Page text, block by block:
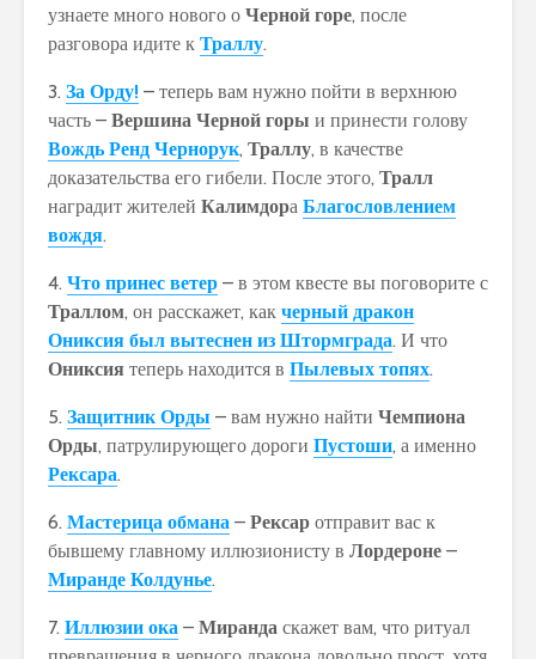
узнаете много нового о Черной горе, после
разговора идите к Траллу.
3. За Орду! – теперь вам нужно пойти в верхнюю
часть – Вершина Черной горы и принести голову
Вождь Ренд Чернорук, Траллу, в качестве
доказательства его гибели. После этого, Тралл
наградит жителей Калимдора Благословлением
вождя.
4. Что принес ветер – в этом квесте вы поговорите с
Траллом, он расскажет, как черный дракон
Ониксия был вытеснен из Штормграда. И что
Ониксия теперь находится в Пылевых топях.
5. Защитник Орды – вам нужно найти Чемпиона
Орды, патрулирующего дороги Пустоши, а именно
Рексара.
6. Мастерица обмана – Рексар отправит вас к
бывшему главному иллюзионисту в Лордероне –
Миранде Колдунье.
7. Иллюзии ока – Миранда скажет вам, что ритуал